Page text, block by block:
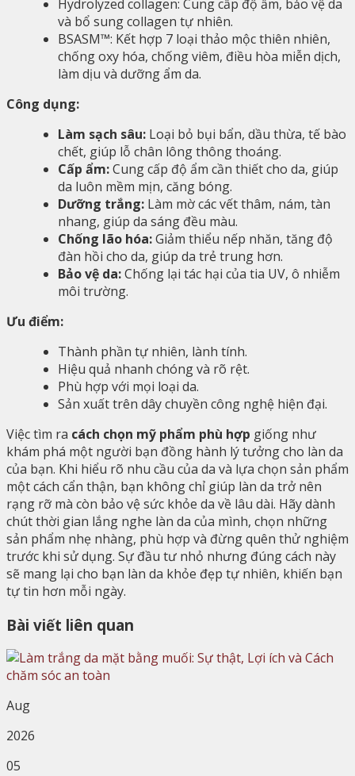
Hydrolyzed collagen: Cung cấp độ ẩm, bảo vệ da
và bổ sung collagen tự nhiên.
BSASM™: Kết hợp 7 loại thảo mộc thiên nhiên,
chống oxy hóa, chống viêm, điều hòa miễn dịch,
làm dịu và dưỡng ẩm da.
Công dụng:
Làm sạch sâu: Loại bỏ bụi bẩn, dầu thừa, tế bào
chết, giúp lỗ chân lông thông thoáng.
Cấp ẩm:Cung cấp độ ẩm cần thiết cho da, giúp
da luôn mềm mịn, căng bóng.
Dưỡng trắng: Làm mờ các vết thâm, nám, tàn
nhang, giúp da sáng đều màu.
Chống lão hóa:Giảm thiểu nếp nhăn, tăng độ
đàn hồi cho da, giúp da trẻ trung hơn.
Bảo vệ da:Chống lại tác hại của tia UV, ô nhiễm
môi trường.
Ưu điểm:
Thành phần tự nhiên, lành tính.
Hiệu quả nhanh chóng và rõ rệt.
Phù hợp với mọi loại da.
Sản xuất trên dây chuyền công nghệ hiện đại.
Việc tìm ra cách chọn mỹ phẩm phù hợp giống như
khám phá một người bạn đồng hành lý tưởng cho làn da
của bạn. Khi hiểu rõ nhu cầu của da và lựa chọn sản phẩm
một cách cẩn thận, bạn không chỉ giúp làn da trở nên
rạng rỡ mà còn bảo vệ sức khỏe da về lâu dài. Hãy dành
chút thời gian lắng nghe làn da của mình, chọn những
sản phẩm nhẹ nhàng, phù hợp và đừng quên thử nghiệm
trước khi sử dụng. Sự đầu tư nhỏ nhưng đúng cách này
sẽ mang lại cho bạn làn da khỏe đẹp tự nhiên, khiến bạn
tự tin hơn mỗi ngày.
Bài viết liên quan
Aug
2026
05